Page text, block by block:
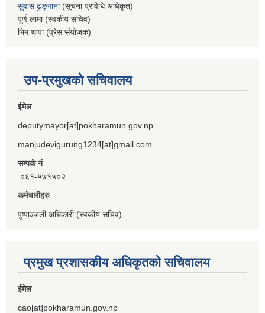
सुवास ढुङ्गाना(सूचना प्रविधि अधिकृत)
पूर्ण लामा (स्वकीय सचिव)
भिम थापा (प्रेस संयोजक)
उप-प्रमुखको सचिवालय
ईमेल
deputymayor[at]pokharamun.gov.np
manjudevigurung1234[at]gmail.com
सम्पर्क नं
०६१-५७१५०२
कर्मचारीहरु
पुष्पाञ्जली अधिकारी (स्वकीय सचिव)
प्रमुख प्रशासकीय अधिकृतको सचिवालय
ईमेल
cao[at]pokharamun.gov.np